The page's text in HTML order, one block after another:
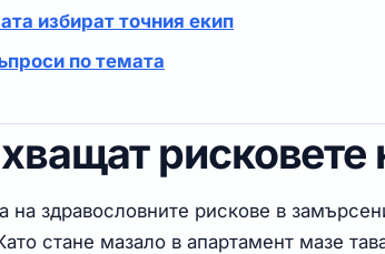
избират точния екип
по темата
на здравословните рискове в
стане мазало в апартамент мазе